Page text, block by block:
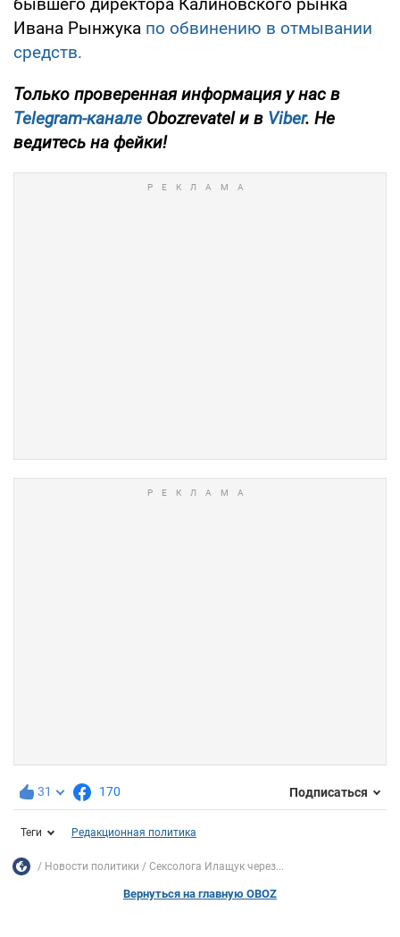
бывшего директора Калиновского рынка
Ивана Рынжука по обвинению в отмывании
средств.
Только проверенная информация у нас в
Telegram-канале Obozrevatel и в Viber. Не
ведитесь на фейки!
31 170 Подписаться
Теги Редакционная политика
Новости политики Сексолога Илащук через...
Вернуться на главную OBOZ